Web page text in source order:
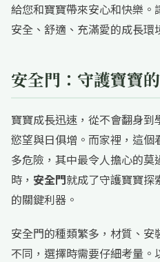
給您和寶寶帶來安心和快樂
安全、舒適、充滿愛的成長環
安全門：守護寶寶
寶寶成長迅速，從不會翻身
慾望與日俱增。而家裡，這
多危險，其中最令人擔心的
時， 安全門就成了守護寶寶探
的關鍵利器。
安全門的種類繁多，材質、
不同，選擇時需要仔細考量